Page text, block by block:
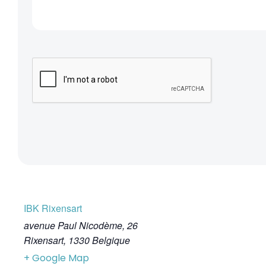
IBK Rixensart
avenue Paul Nicodème, 26
Rixensart, 1330Belgique
+ Google Map